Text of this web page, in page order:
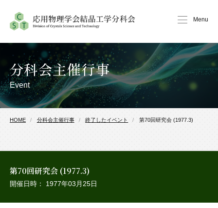
Menu
Event
分科会主催行事
HOME 分科会主催行事 終了したイベント 第70回研究会 (1977.3)
第70回研究会 (1977.3)
開催日時： 1977年03月25日